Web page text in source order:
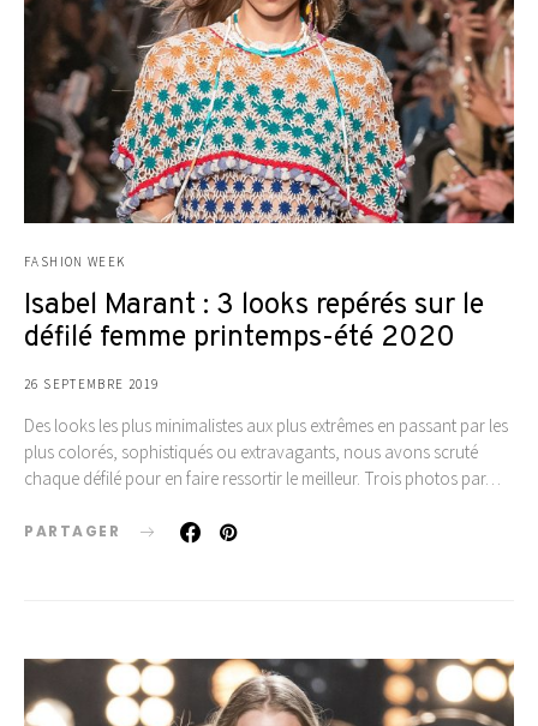
FASHION WEEK
Isabel Marant : 3 looks repérés sur le
défilé femme printemps-été 2020
26 SEPTEMBRE 2019
Des looks les plus minimalistes aux plus extrêmes en passant par les
plus colorés, sophistiqués ou extravagants, nous avons scruté
chaque défilé pour en faire ressortir le meilleur. Trois photos par…
PARTAGER